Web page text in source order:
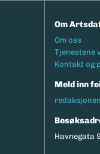
Om
Footermeny
Om oss
Tjenestene
Kontakt og
Meld inn
Havnegata